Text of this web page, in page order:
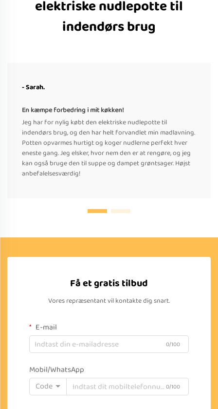
elektriske nudlepotte til
indendørs brug
- Sarah.
En kæmpe forbedring i mit køkken!
Jeg har for nylig købt den elektriske nudlepotte til
indendørs brug, og den har helt forvandlet min madlavning.
Potten opvarmes hurtigt og koger nudlerne perfekt hver
eneste gang. Jeg elsker, hvor nem den er at rengøre, og jeg
kan også bruge den til suppe og dampet grøntsager. Højst
anbefalelsesværdig!
Få et gratis tilbud
Vores repræsentant vil kontakte dig snart.
E-mail
0/100
Mobil/WhatsApp
Code
0/100